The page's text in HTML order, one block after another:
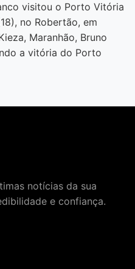
visitou o Porto Vitória
no Robertão, em
Maranhão, Bruno
a vitória do Porto
notícias da sua
e confiança.